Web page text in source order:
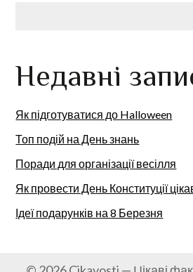
Недавні
Як підготуватися до Halloween
Топ подій на День знань
Поради для організації весілля
Як провести День Конституції
Ідеї подарунків на 8 Березня